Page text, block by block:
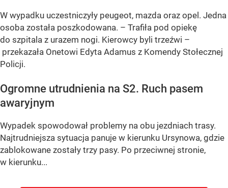
W wypadku uczestniczyły peugeot, mazda oraz opel. Jedna
osoba została poszkodowana. – Trafiła pod opiekę
do szpitala z urazem nogi. Kierowcy byli trzeźwi –
przekazała Onetowi Edyta Adamus z Komendy Stołecznej
Policji.
Ogromne utrudnienia na S2. Ruch pasem
awaryjnym
Wypadek spowodował problemy na obu jezdniach trasy.
Najtrudniejsza sytuacja panuje w kierunku Ursynowa, gdzie
zablokowane zostały trzy pasy. Po przeciwnej stronie,
w kierunku...